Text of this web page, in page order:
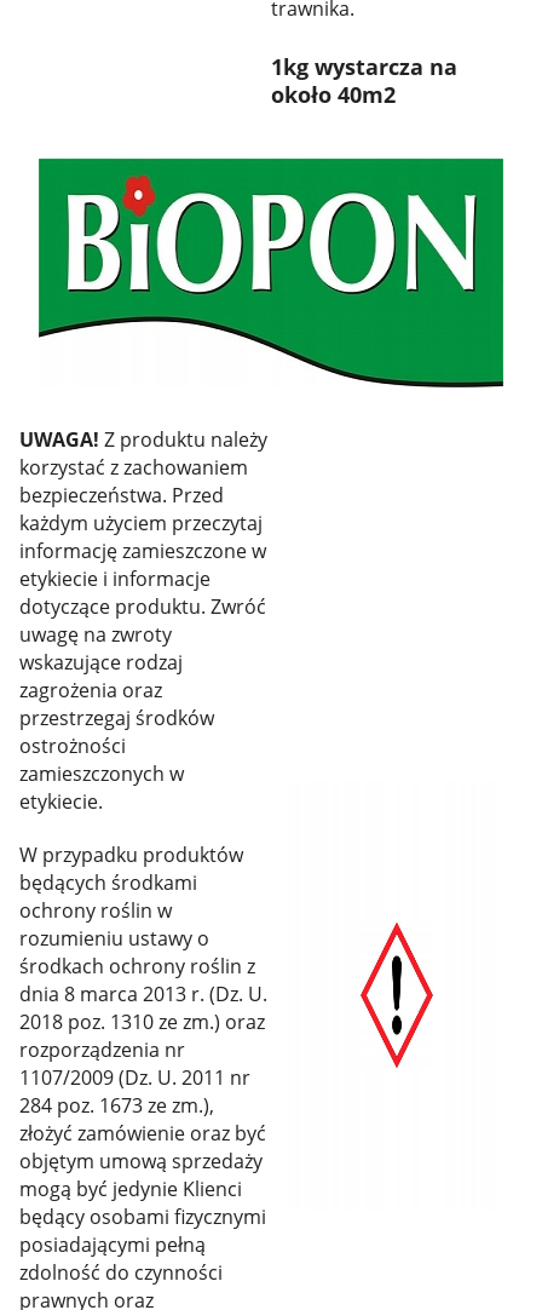
trawnika.
1kg wystarcza na
około 40m2
UWAGA! Z produktu należy
korzystać z zachowaniem
bezpieczeństwa. Przed
każdym użyciem przeczytaj
informację zamieszczone w
etykiecie i informacje
dotyczące produktu. Zwróć
uwagę na zwroty
wskazujące rodzaj
zagrożenia oraz
przestrzegaj środków
ostrożności
zamieszczonych w
etykiecie.
W przypadku produktów
będących środkami
ochrony roślin w
rozumieniu ustawy o
środkach ochrony roślin z
dnia 8 marca 2013 r. (Dz. U.
2018 poz. 1310 ze zm.) oraz
rozporządzenia nr
1107/2009 (Dz. U. 2011 nr
284 poz. 1673 ze zm.),
złożyć zamówienie oraz być
objętym umową sprzedaży
mogą być jedynie Klienci
będący osobami fizycznymi
posiadającymi pełną
zdolność do czynności
prawnych oraz